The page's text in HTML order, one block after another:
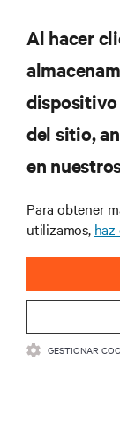
Al hacer
dispositivo
del sitio,
en
Para obtener
utilizamos, haz
GESTIONAR